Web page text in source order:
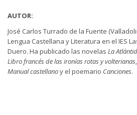
AUTOR:
José Carlos Turrado de la Fuente
Lengua Castellana y Literatura en el IES
Duero. Ha publicado las novelas La
Libro francés de las ironías rotas y volterianas,
Manual castellanoy el poemario Canciones.